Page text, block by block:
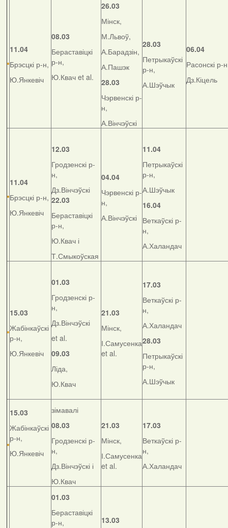
11.04
Брэсцкі р-н,
Ю.Янкевіч
08.03
Бераставіцкі
р-н,
Ю.Квач et al.
26.03
Мінск,
М.Львоў,
А.Барадзін,
А.Пашэк
28.03
Чэрвенскі р-
н,
А.Вінчэўскі
28.03
Петрыкаўскі
р-н,
А.Шэўчык
06.04
Расонскі р-
Дз.Кіцель
11.04
Брэсцкі р-н,
Ю.Янкевіч
12.03
Гродзенскі р-
н,
Дз.Вінчэўскі
22.03
Бераставіцкі
р-н,
Ю.Квач і
Т.Смыкоўская
04.04
Чэрвенскі р-
н,
А.Вінчэўскі
11.04
Петрыкаўскі
р-н,
А.Шэўчык
16.04
Веткаўскі р-
н,
А.Халандач
15.03
Жабінкаўскі
р-н,
Ю.Янкевіч
01.03
Гродзенскі р-
н,
Дз.Вінчэўскі
et al.
09.03
Ліда,
Ю.Квач
21.03
Мінск,
І.Самусенка
et al.
17.03
Веткаўскі р-
н,
А.Халандач
28.03
Петрыкаўскі
р-н,
А.Шэўчык
15.03
Жабінкаўскі
р-н,
Ю.Янкевіч
зімавалі
08.03
Гродзенскі р-
н,
Дз.Вінчэўскі і
Ю.Квач
21.03
Мінск,
І.Самусенка
et al.
17.03
Веткаўскі р-
н,
А.Халандач
01.03
Бераставіцкі
р-н,
13.03